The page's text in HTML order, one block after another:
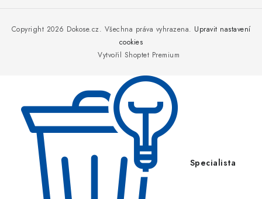
Vytvořil Shoptet Premium
Copyright 2026 Dokose.cz. Všechna práva vyhrazena. Upravit nastavení
cookies
Specialista